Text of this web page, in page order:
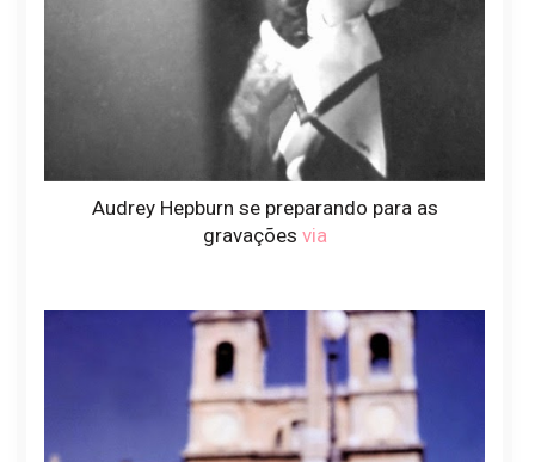
Audrey Hepburn se preparando para as
gravações via